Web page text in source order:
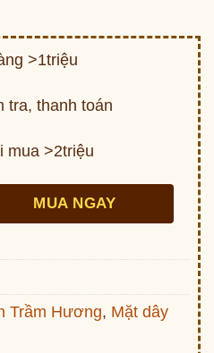
>1triệu
tra, thanh toán
mua >2triệu
bọc bạc (có mặt) C24 số
MUA NGAY
Trầm Hương, Mặt dây